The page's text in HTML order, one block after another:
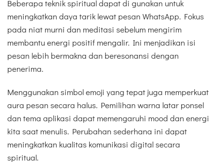
Beberapa teknik spiritual dapat di gunakan untuk
meningkatkan daya tarik lewat pesan WhatsApp. Fokus
pada niat murni dan meditasi sebelum mengirim
membantu energi positif mengalir. Ini menjadikan isi
pesan lebih bermakna dan beresonansi dengan
penerima.
Menggunakan simbol emoji yang tepat juga memperkuat
aura pesan secara halus. Pemilihan warna latar ponsel
dan tema aplikasi dapat memengaruhi mood dan energi
kita saat menulis. Perubahan sederhana ini dapat
meningkatkan kualitas komunikasi digital secara
spiritual.